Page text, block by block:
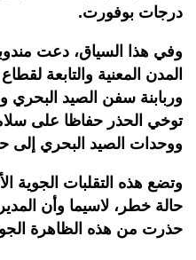
درجات بوفورت.
وفي هذا السياق، دعت
المدن المعنية والتابعة
وربابنة سفن الصيد البحري
توخي الحذر حفاظا على
ووحدات الصيد البحري إلى
وتضع هذه التقلبات الجوية
حالة خطر، لاسيما وأن
حذرت من هذه الظاهرة